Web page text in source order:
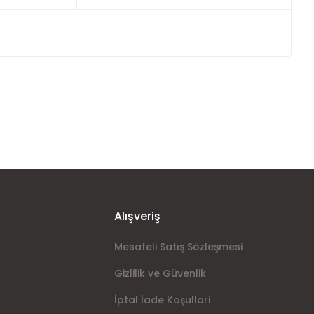
Alışveriş
Mesafeli Satış Sözleşmesi
Gizlilik ve Güvenlik
İptal İade Koşullari